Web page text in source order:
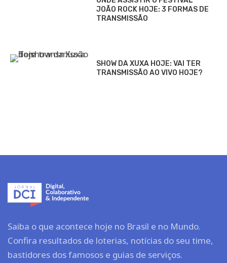
JOÃO ROCK HOJE: 3 FORMAS DE
TRANSMISSÃO
SHOW DA XUXA HOJE: VAI TER
TRANSMISSÃO AO VIVO HOJE?
Saiba o que acontece hoje no Brasil e no Mundo.
Confira resultados de loterias, notícias do seu time,
bastidores dos famosos e guias de serviços.